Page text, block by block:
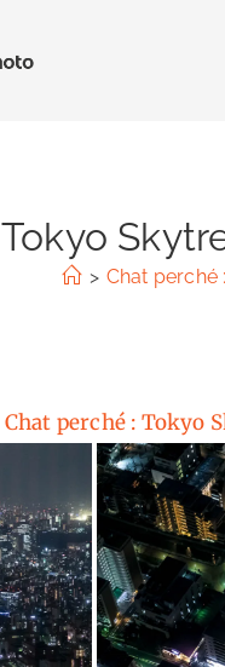
Tokyo
> Chat perché
Chat perché : Tokyo